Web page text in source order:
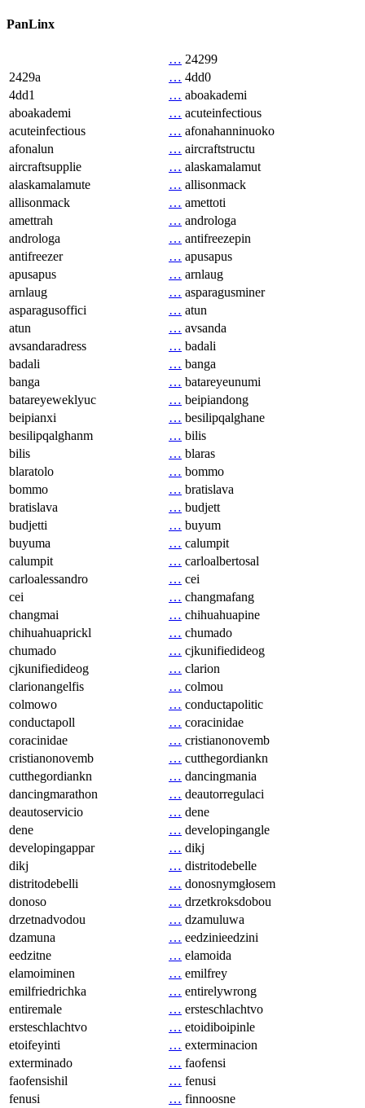
PanLinx
… 24299
2429a
… 4dd0
4dd1
… aboakademi
aboakademi
… acuteinfectious
acuteinfectious
… afonahanninuoko
afonalun
… aircraftstructu
aircraftsupplie
… alaskamalamut
alaskamalamute
… allisonmack
allisonmack
… amettoti
amettrah
… androloga
androloga
… antifreezepin
antifreezer
… apusapus
apusapus
… arnlaug
arnlaug
… asparagusminer
asparagusoffici
… atun
atun
… avsanda
avsandaradress
… badali
badali
… banga
banga
… batareyeunumi
batareyeweklyuc
… beipiandong
beipianxi
… besilipqalghane
besilipqalghanm
… bilis
bilis
… blaras
blaratolo
… bommo
bommo
… bratislava
bratislava
… budjett
budjetti
… buyum
buyuma
… calumpit
calumpit
… carloalbertosal
carloalessandro
… cei
cei
… changmafang
changmai
… chihuahuapine
chihuahuaprickl
… chumado
chumado
… cjkunifiedideog
cjkunifiedideog
… clarion
clarionangelfis
… colmou
colmowo
… conductapolitic
conductapoll
… coracinidae
coracinidae
… cristianonovemb
cristianonovemb
… cutthegordiankn
cutthegordiankn
… dancingmania
dancingmarathon
… deautorregulaci
deautoservicio
… dene
dene
… developingangle
developingappar
… dikj
dikj
… distritodebelle
distritodebelli
… donosnymgłosem
donoso
… drzetkroksdobou
drzetnadvodou
… dzamuluwa
dzamuna
… eedzinieedzini
eedzitne
… elamoida
elamoiminen
… emilfrey
emilfriedrichka
… entirelywrong
entiremale
… ersteschlachtvo
ersteschlachtvo
… etoidiboipinle
etoifeyinti
… exterminacion
exterminado
… faofensi
faofensishil
… fenusi
fenusi
… finnoosne